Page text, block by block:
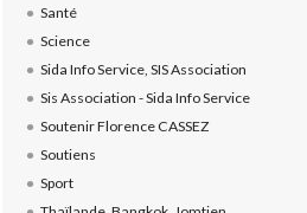
Santé
Science
Sida Info Service, SIS Association
Sis Association - Sida Info Service
Soutenir Florence CASSEZ
Soutiens
Sport